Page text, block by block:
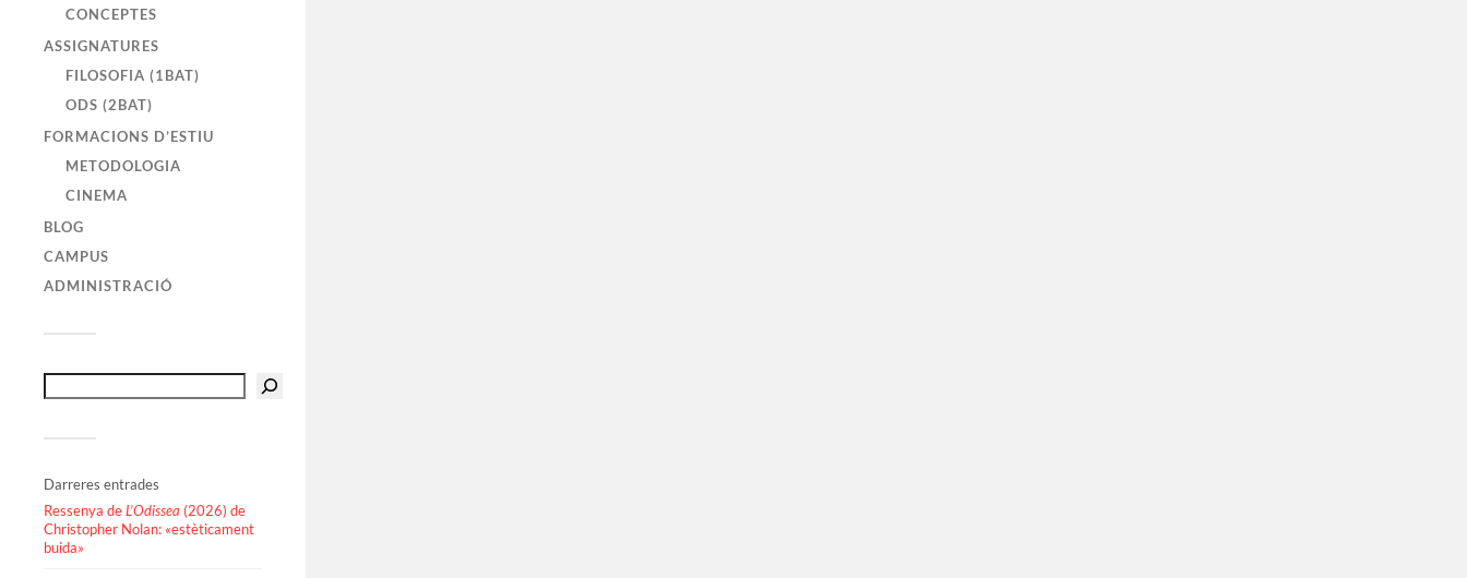
CONCEPTES
ASSIGNATURES
FILOSOFIA (1BAT)
ODS (2BAT)
FORMACIONS D’ESTIU
METODOLOGIA
CINEMA
BLOG
CAMPUS
ADMINISTRACIÓ
Darreres entrades
Ressenya deL’Odissea (2026) de
Christopher Nolan: «estèticament
buida»